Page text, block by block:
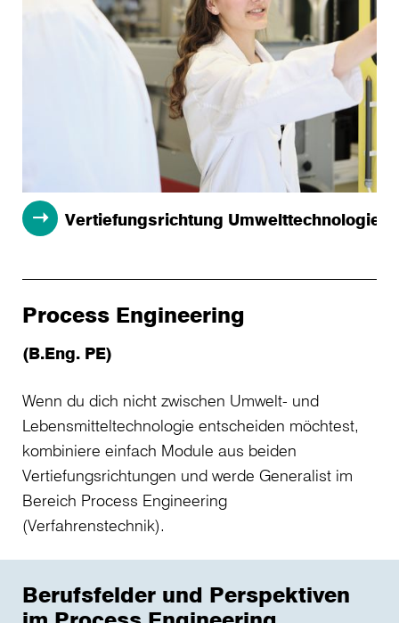
Vertiefungsrichtung Umwelttechnologie
Process Engineering
(B.Eng. PE)
Wenn du dich nicht zwischen Umwelt- und
Lebensmitteltechnologie entscheiden möchtest,
kombiniere einfach Module aus beiden
Vertiefungsrichtungen und werde Generalist im
Bereich Process Engineering
(Verfahrenstechnik).
Berufsfelder und Perspektiven